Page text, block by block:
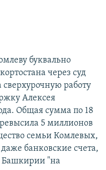
буквально
через суд
сверхурочную работу
Алексея
Общая сумма по 18
5 миллионов
семьи Комлевых,
банковские счета,
Башкирии "на